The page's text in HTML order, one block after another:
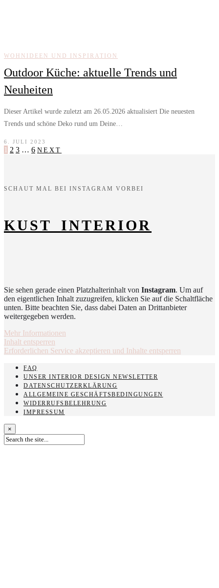
WOHNIDEEN UND INSPIRATION
Outdoor Küche: aktuelle Trends und
Neuheiten
Dieser Artikel wurde zuletzt am 26.05.2026 aktualisiert Die neuesten
Trends und schöne Deko rund um Deine…
6. JULI 2023
1 2 3 … 6 NEXT
SCHAUT MAL BEI INSTAGRAM VORBEI
KUST_INTERIOR
Sie sehen gerade einen Platzhalterinhalt von Instagram. Um auf
den eigentlichen Inhalt zuzugreifen, klicken Sie auf die Schaltfläche
unten. Bitte beachten Sie, dass dabei Daten an Drittanbieter
weitergegeben werden.
Mehr Informationen
Inhalt entsperren
Erforderlichen Service akzeptieren und Inhalte entsperren
FAQ
UNSER INTERIOR DESIGN NEWSLETTER
DATENSCHUTZERKLÄRUNG
ALLGEMEINE GESCHÄFTSBEDINGUNGEN
WIDERRUFSBELEHRUNG
IMPRESSUM
×